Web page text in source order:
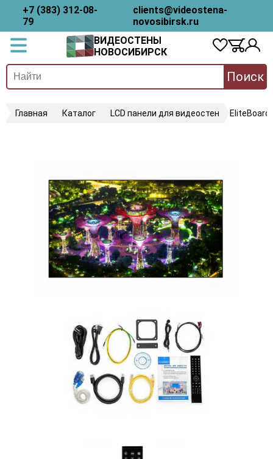
+7 (383) 312-08-
79
clients@videostena-
novosibirsk.ru
ВИДЕОСТЕНЫ
НОВОСИБИРСК
Поиск
Главная Каталог LCD панели для видеостен EliteBoard